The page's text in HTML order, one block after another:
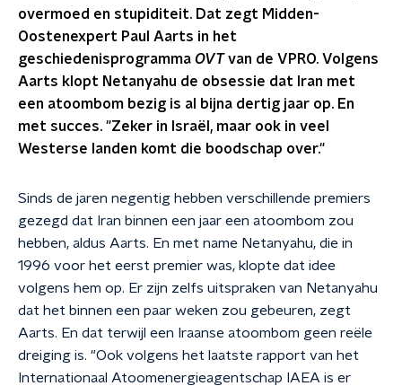
overmoed en stupiditeit. Dat zegt Midden-
Oostenexpert Paul Aarts in het
geschiedenisprogramma OVTvan de VPRO. Volgens
Aarts klopt Netanyahu de obsessie dat Iran met
een atoombom bezig is al bijna dertig jaar op. En
met succes. "Zeker in Israël, maar ook in veel
Westerse landen komt die boodschap over."
Sinds de jaren negentig hebben verschillende premiers
gezegd dat Iran binnen een jaar een atoombom zou
hebben, aldus Aarts. En met name Netanyahu, die in
1996 voor het eerst premier was, klopte dat idee
volgens hem op. Er zijn zelfs uitspraken van Netanyahu
dat het binnen een paar weken zou gebeuren, zegt
Aarts. En dat terwijl een Iraanse atoombom geen reële
dreiging is. "Ook volgens het laatste rapport van het
Internationaal Atoomenergieagentschap IAEA is er